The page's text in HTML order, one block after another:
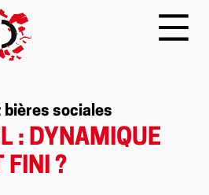
sociales
: DYNAMIQUE
FINI ?